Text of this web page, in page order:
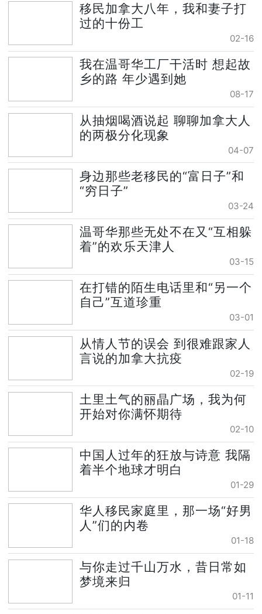
移民加拿大八年，我和妻子打
过的十份工
02-16
我在温哥华工厂干活时 想起故
乡的路 年少遇到她
08-17
从抽烟喝酒说起 聊聊加拿大人
的两极分化现象
04-07
身边那些老移民的“富日子”和
“穷日子”
03-24
温哥华那些无处不在又“互相躲
着”的欢乐天津人
03-15
在打错的陌生电话里和“另一个
自己”互道珍重
03-01
从情人节的误会 到很难跟家人
言说的加拿大抗疫
02-19
土里土气的丽晶广场，我为何
开始对你满怀期待
02-10
中国人过年的狂放与诗意 我隔
着半个地球才明白
01-29
华人移民家庭里，那一场“好男
人”们的内卷
01-18
与你走过千山万水，昔日常如
梦境来归
01-11